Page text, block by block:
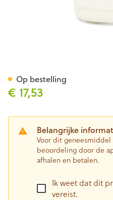
€ 17,53
Belangrijke
Voor dit geneesmiddel
beoordeling door de
afhalen en betalen.
Ik weet dat dit
vereist.
Op bestelling